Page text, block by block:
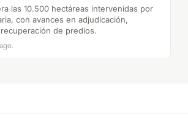
las 10.500 hectáreas intervenidas por
con avances en adjudicación,
de predios.